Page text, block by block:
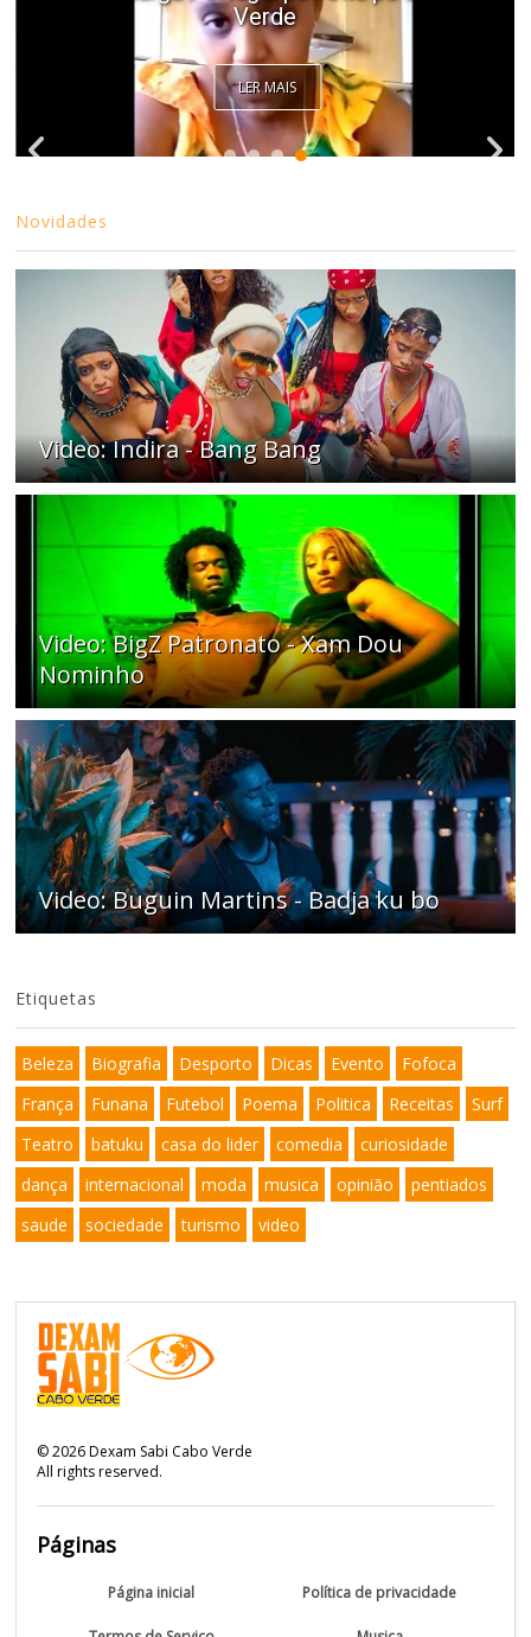
Verde. Es ka sa speraba
LER MAIS
Novidades
Video: Indira - Bang Bang
Video: BigZ Patronato - Xam Dou
Nominho
Video: Buguin Martins - Badja ku bo
Etiquetas
Beleza Biografia Desporto Dicas Evento
Fofoca
França
Funana Futebol Poema Politica Receitas
Surf
Teatro
batuku casa do lider comedia
curiosidade
dança
internacional moda musica opinião
pentiados
saude
sociedade turismo video
©2026Dexam Sabi Cabo Verde
All rights reserved.
Páginas
Página inicial Política de privacidade